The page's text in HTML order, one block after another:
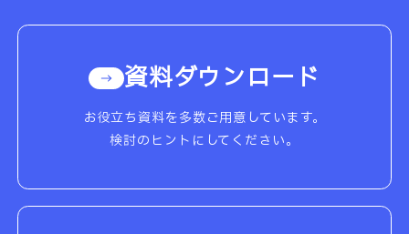
資料ダウンロード
お役立ち資料を多数ご用意しています。
検討のヒントにしてください。